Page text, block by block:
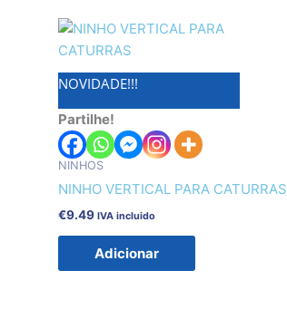
NOVIDADE!!!
Partilhe!
NINHOS
NINHO VERTICAL PARA CATURRAS
€9.49 IVA incluido
Adicionar